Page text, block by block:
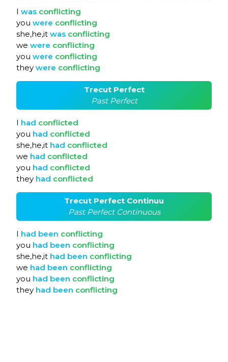
I was conflicting
you were conflicting
she,he,it was conflicting
we were conflicting
you were conflicting
they were conflicting
Trecut Perfect
Past Perfect
I had conflicted
you had conflicted
she,he,it had conflicted
we had conflicted
you had conflicted
they had conflicted
Trecut Perfect Continuu
Past Perfect Continuous
I had been conflicting
you had been conflicting
she,he,it had been conflicting
we had been conflicting
you had been conflicting
they had been conflicting